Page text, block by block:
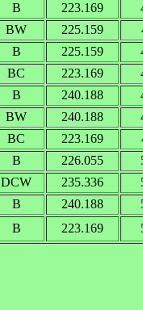
B 223.169
BW 225.159
B 225.159
BC 223.169
B 240.188
BW 240.188
BC 223.169
B 226.055
DCW 235.336
B 240.188
B 223.169